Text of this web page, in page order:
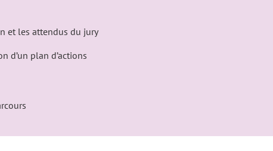
et les attendus du jury
d’un plan d’actions